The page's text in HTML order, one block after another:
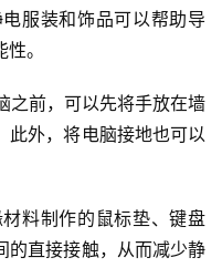
服装和饰品可以帮助导
。
之前，可以先将手放在墙
此外，将电脑接地也可以
料制作的鼠标垫、键盘
的直接接触，从而减少静